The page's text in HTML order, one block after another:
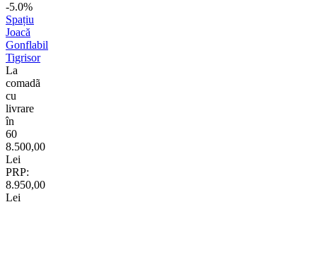
-5.0%
Spațiu
Joacă
Gonflabil
Tigrisor
La
comadã
cu
livrare
în
60
8.500,00
Lei
PRP:
8.950,00
Lei